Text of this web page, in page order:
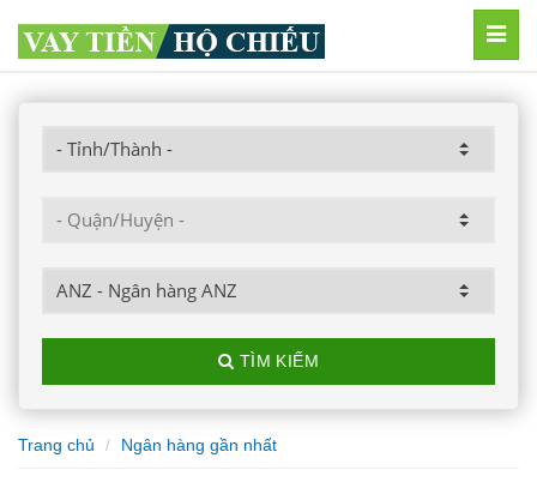
TÌM KIẾM
Trang chủ Ngân hàng gần nhất